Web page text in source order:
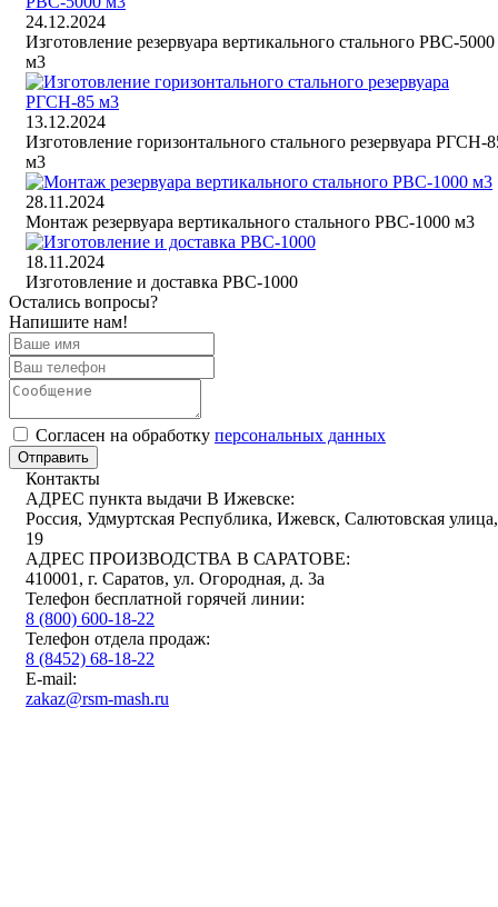
24.12.2024
Изготовление резервуара вертикального стального РВС-5000
м3
13.12.2024
Изготовление горизонтального стального резервуара РГСН-
м3
28.11.2024
Монтаж резервуара вертикального стального РВС-1000 м3
18.11.2024
Изготовление и доставка РВС-1000
Остались вопросы?
Напишите нам!
Cогласен на обработку персональных данных
Отправить
Контакты
АДРЕС пункта выдачи В Ижевске:
Россия, Удмуртская Республика, Ижевск, Салютовская улица,
19
АДРЕС ПРОИЗВОДСТВА В САРАТОВЕ:
410001, г. Саратов, ул. Огородная, д. 3а
Телефон бесплатной горячей линии:
8 (800) 600-18-22
Телефон отдела продаж:
8 (8452) 68-18-22
E-mail:
zakaz@rsm-mash.ru